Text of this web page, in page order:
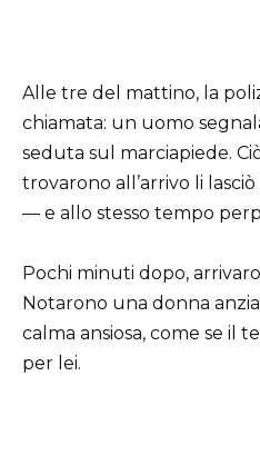
Alle tre del mattino, la
chiamata: un uomo
seduta sul marciapiede.
trovarono all’arrivo li
— e allo stesso tempo
Pochi minuti dopo,
Notarono una donna
calma ansiosa, come se il
per lei.